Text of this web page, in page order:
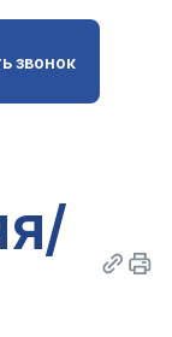
звонок